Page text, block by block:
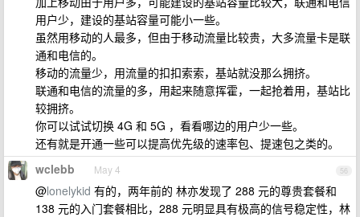
用户少，建设的基站容量可能小一些。
虽然用移动的人最多，但由于移动流量比较贵，大多流量卡是联
通和电信的。
移动的流量少，用流量的扣扣索索，基站就没那么拥挤。
联通和电信的流量的多，用起来随意挥霍，一起抢着用，基站比
较拥挤。
你可以试试切换 4G 和 5G ，看看哪边的用户少一些。
还有就是开通一些可以提高优先级的速率包、提速包之类的。
56
wclebb May 4
@lonelykid 有的，两年前的 林亦发现了 288 元的尊贵套餐和
138 元的入门套餐相比，288 元明显具有极高的信号稳定性，林